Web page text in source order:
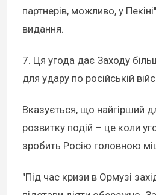
партнерів, можливо, у
видання.
7. Ця угода дає Заходу
для удару по російській
Вказується, що найгірший
розвитку подій – це коли
зробить Росію головною
"Під час кризи в Ормузі